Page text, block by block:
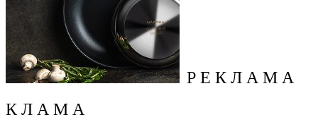
Р Е К Л А М А
К Л А М А